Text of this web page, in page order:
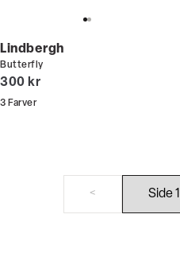
Lindbergh
Butterfly
I alt (inkl. rabat)
300 kr
3 Farver